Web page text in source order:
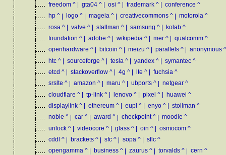
freedom ^ | gta04 ^ | osi ^ | trademark ^ | conference ^
hp ^ | logo ^ | mageia ^ | creativecommons ^ | motorola ^
rosa ^ | valve ^ | stallman ^ | samsung ^ | kolab ^
foundation ^ adobe ^ wikipedia ^ mer ^ qualcomm ^
openhardware ^ | bitcoin ^ | meizu ^ | parallels ^ | anonymous ^
htc ^ | sourceforge ^ | tesla ^ | yandex ^ | symantec ^
etcd ^ stackoverflow ^ 4g ^ lte ^ fuchsia ^
srslte ^ | amazon ^ | maru ^ | ubports ^ | netgear ^
cloudflare ^ | tp-link ^ | lenovo ^ | pixel ^ | huawei ^
displaylink ^ ethereum ^ eupl ^ enyo ^ stollman ^
noble ^ | car ^ | award ^ | checkpoint ^ | moodle ^
unlock ^ | videocore ^ | glass ^ | oin ^ | osmocom ^
cddl ^ | brackets ^ | sfc ^ | sopa ^ | sflc ^
opengamma ^ | business ^ | zaurus ^ | torvalds ^ | cern ^